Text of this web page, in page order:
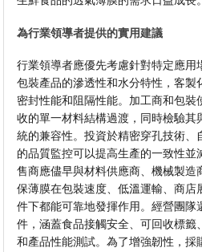
為行業領導者提供的實用建議
行業領導者應優先考慮針對特定應用
包裝產品的滲透性和水分特性，客製
密封性能和阻隔性能。加工商和包裝
收的單一材料結構過渡，同時檢驗其
統的兼容性。投資於精密穿孔技術、
的品質監控可以提高生產的一致性並
售商應儘早與材料供應商、機械製造
保薄膜在包裝速度、低溫運輸、商店
件下都能可靠地發揮作用。經營團隊
件，涵蓋食品接觸安全、可回收標籤
和產品性能測試。為了增強韌性，採